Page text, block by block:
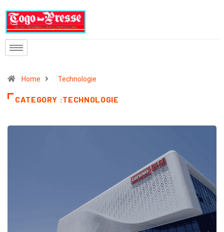
Home Technologie
CATEGORY :TECHNOLOGIE